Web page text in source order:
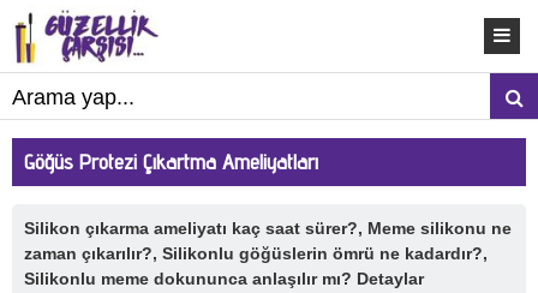
Göğüs Protezi Çıkartma Ameliyatları
Silikon çıkarma ameliyatı kaç saat sürer?, Meme silikonu ne
zaman çıkarılır?, Silikonlu göğüslerin ömrü ne kadardır?,
Silikonlu meme dokununca anlaşılır mı? Detaylar